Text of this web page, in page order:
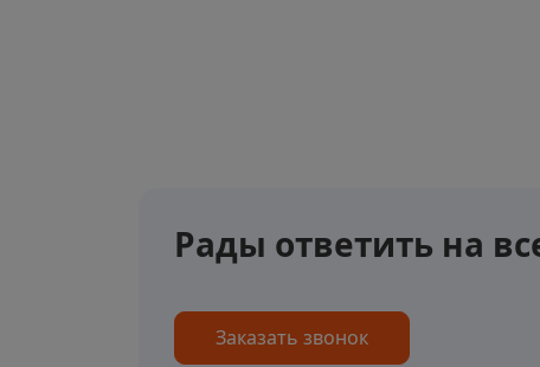
Рады ответить на
Заказать звонок